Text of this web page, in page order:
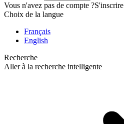
Vous n'avez pas de compte ?S'inscrire
Choix de la langue
Français
English
Recherche
Aller à la recherche intelligente